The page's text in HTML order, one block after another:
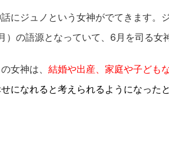
にジュノという女神がでてきます。
）の語源となっていて、6月を司る女
女神は、 結婚や出産、家庭や子ども
になれると考えられるようになった